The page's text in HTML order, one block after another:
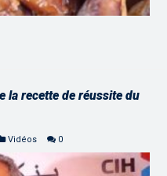
la recette de réussite du
Vidéos 0